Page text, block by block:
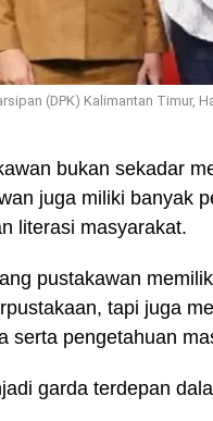
(DPK) Kalimantan Timur,
bukan sekadar
juga miliki banyak
literasi masyarakat.
pustakawan
tapi juga
serta pengetahuan
garda terdepan